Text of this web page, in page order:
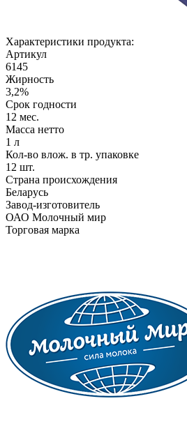
Характеристики продукта:
Артикул
6145
Жирность
3,2%
Срок годности
12 мес.
Масса нетто
1 л
Кол-во влож. в тр. упаковке
12 шт.
Страна происхождения
Беларусь
Завод-изготовитель
ОАО Молочный мир
Торговая марка